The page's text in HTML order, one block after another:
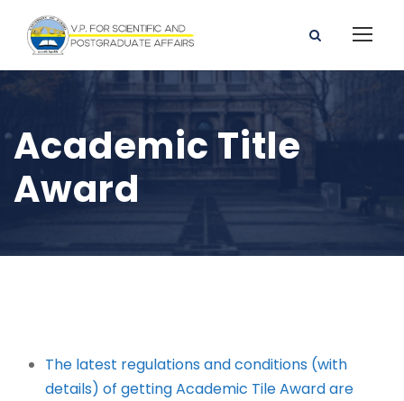
Academic Title
Award
The latest regulations and conditions (with
details) of getting Academic Tile Award are